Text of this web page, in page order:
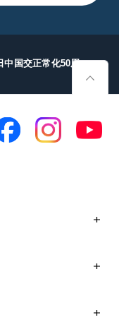
日中国交正常化50周年記念 青年部主催 連続講演会